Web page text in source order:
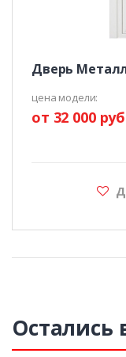
Дверь
цена модели:
от 32 000
Остались